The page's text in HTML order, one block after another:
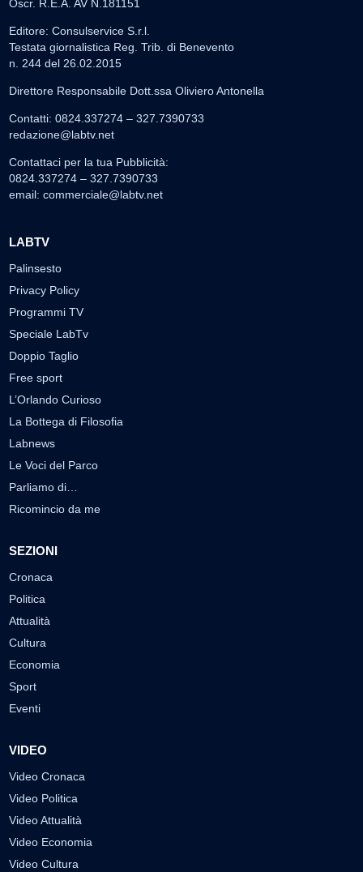
Oscr. R.E.A. AV N.181151
Editore: Consulservice S.r.l.
Testata giornalistica Reg. Trib. di Benevento
n. 244 del 26.02.2015
Direttore Responsabile Dott.ssa Oliviero Antonella
Contatti: 0824.337274 – 327.7390733
redazione@labtv.net
Contattaci per la tua Pubblicità:
0824.337274 – 327.7390733
email: commerciale@labtv.net
LABTV
Palinsesto
Privacy Policy
Programmi TV
Speciale LabTv
Doppio Taglio
Free sport
L’Orlando Curioso
La Bottega di Filosofia
Labnews
Le Voci del Parco
Parliamo di…
Ricomincio da me
SEZIONI
Cronaca
Politica
Attualità
Cultura
Economia
Sport
Eventi
VIDEO
Video Cronaca
Video Politica
Video Attualità
Video Economia
Video Cultura